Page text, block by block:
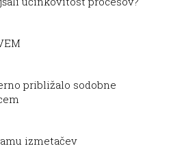
približalo sodobne
izmetačev